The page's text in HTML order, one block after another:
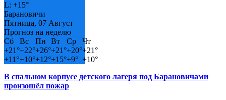
L: +15°
Барановичи
Пятница, 07 Август
Прогноз на неделю
Сб
Вс Пн Вт Ср
Чт
+21°+22°+26°+21°+20°+21°
+11°+10°+12°+15°+9° +10°
В спальном корпусе детского лагеря под Барановичами
произошёл пожар